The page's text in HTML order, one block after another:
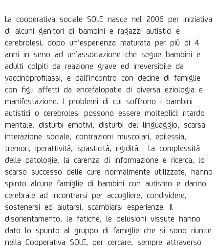
La cooperativa sociale SOLE nasce nel 2006 per iniziativa
di alcuni genitori di bambini e ragazzi autistici e
cerebrolesi, dopo un’esperienza maturata per più di 4
anni in seno ad un’associazione che segue bambini e
adulti colpiti da reazione grave ed irreversibile da
vaccinoprofilassi, e dall’incontro con decine di famiglie
con figli affetti da encefalopatie di diversa eziologia e
manifestazione. I problemi di cui soffrono i bambini
autistici o cerebrolesi possono essere molteplici: ritardo
mentale, disturbi emotivi, disturbi del linguaggio, scarsa
interazione sociale, contrazioni muscolari, epilessia,
tremori, iperattività, spasticità, rigidità… La complessità
delle patologie, la carenza di informazione e ricerca, lo
scarso successo delle cure normalmente utilizzate, hanno
spinto alcune famiglie di bambini con autismo e danno
cerebrale ad incontrarsi per accogliere, condividere,
sostenersi ed aiutarsi, scambiarsi esperienze. Il
disorientamento, le fatiche, le delusioni vissute hanno
dato lo spunto al gruppo di famiglie che si sono riunite
nella Cooperativa SOLE, per cercare, sempre attraverso